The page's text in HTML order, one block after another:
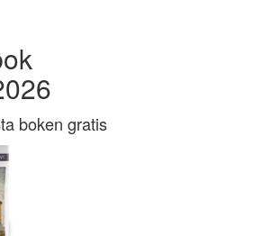
boken gratis